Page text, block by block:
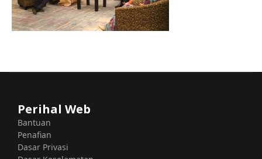
Perihal Web
Bantuan
Penafian
Dasar Privasi